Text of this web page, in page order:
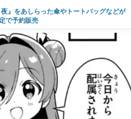
』をあしらった傘やトートバッグなどが
で予約販売